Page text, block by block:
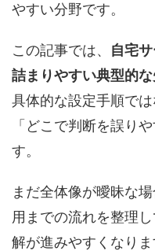
やすい分野です。
この記事では、 自宅
詰まりやすい典型的
具体的な設定手順で
「どこで判断を誤り
す。
まだ全体像が曖昧な
用までの流れを整理
解が進みやすくなりま